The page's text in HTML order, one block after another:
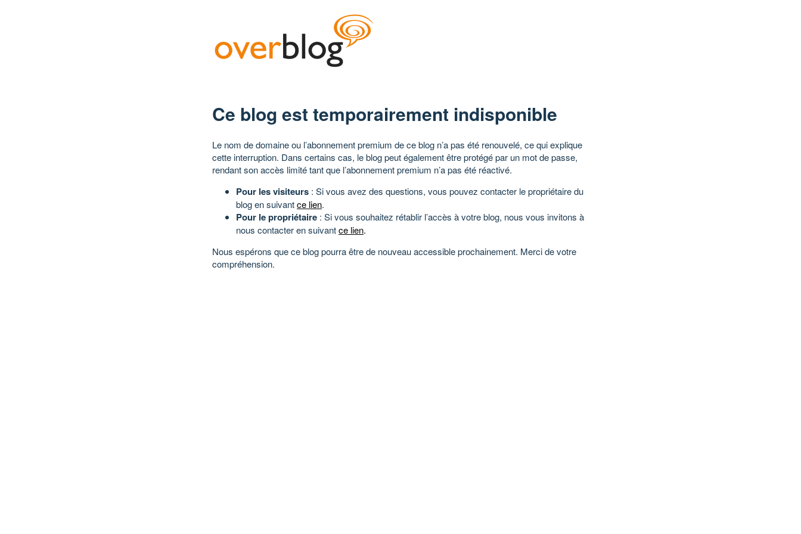
Ce blog est temporairement indisponible
Le nom de domaine ou l’abonnement premium de ce blog n’a pas été renouvelé, ce qui explique
cette interruption. Dans certains cas, le blog peut également être protégé par un mot de passe,
rendant son accès limité tant que l’abonnement premium n’a pas été réactivé.
Pour les visiteurs : Si vous avez des questions, vous pouvez contacter le propriétaire du
blog en suivantce lien.
Pour le propriétaire : Si vous souhaitez rétablir l’accès à votre blog, nous vous invitons à
nous contacter en suivantce lien.
Nous espérons que ce blog pourra être de nouveau accessible prochainement. Merci de votre
compréhension.